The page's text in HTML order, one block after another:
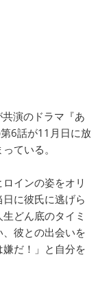
演のドラマ『あ
6話が11月日に放
ている。
インの姿をオリ
に彼氏に逃げら
どん底のタイミ
彼との出会いを
だ！」と自分を